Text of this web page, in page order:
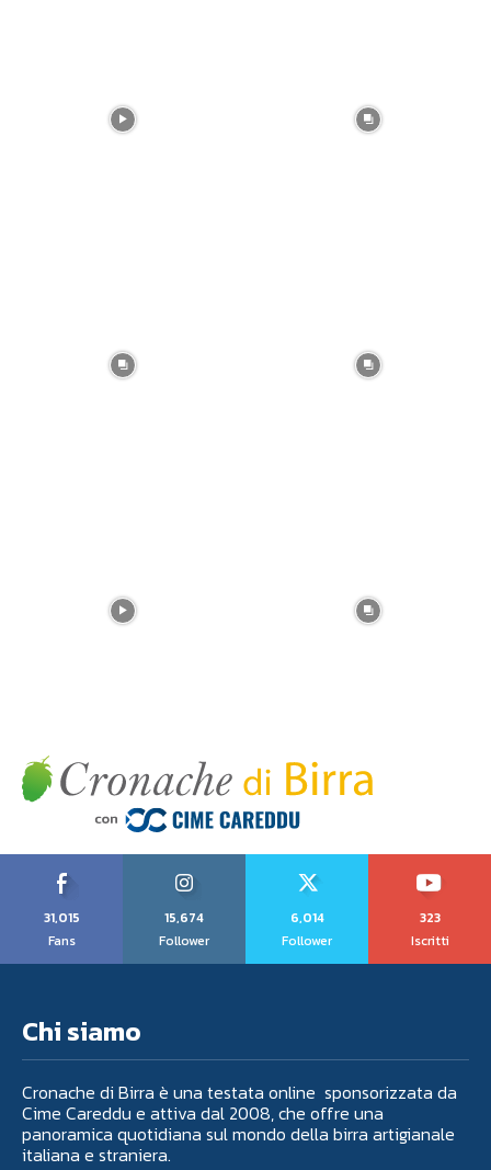
31,015
Fans
15,674
Follower
6,014
Follower
323
Iscritti
Chi siamo
Cronache di Birra è una testata online sponsorizzata da
Cime Careddu e attiva dal 2008, che offre una
panoramica quotidiana sul mondo della birra artigianale
italiana e straniera.